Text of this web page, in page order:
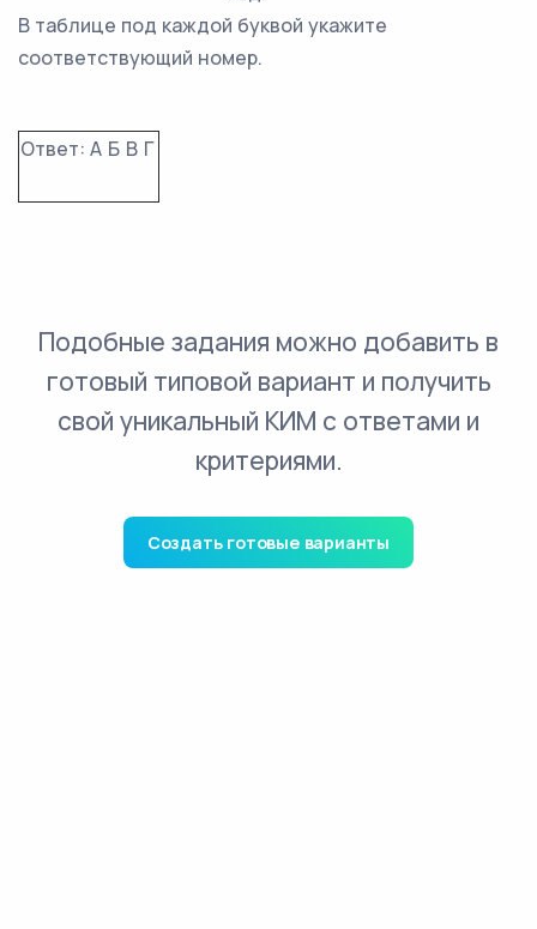
В таблице под каждой буквой укажите
соответствующий номер.
Ответ: А Б В Г
Подобные задания можно добавить в
готовый типовой вариант и получить
свой уникальный КИМ с ответами и
критериями.
Создать готовые варианты